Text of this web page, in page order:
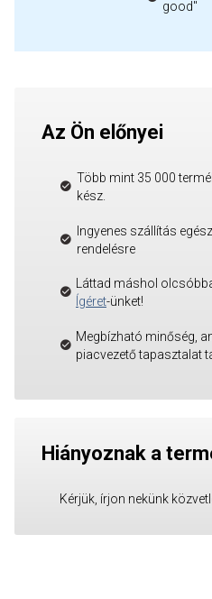
good"
Az Ön előnyei
Több mint 35 000
kész.
Ingyenes szállítás
rendelésre
Láttad máshol
Ígéret-ünket!
Megbízható minőség,
piacvezető tapasztalat
Hiányoznak a
Kérjük, írjon nekünk